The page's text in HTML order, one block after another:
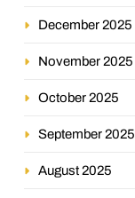
December 2025
November 2025
October 2025
September 2025
August 2025